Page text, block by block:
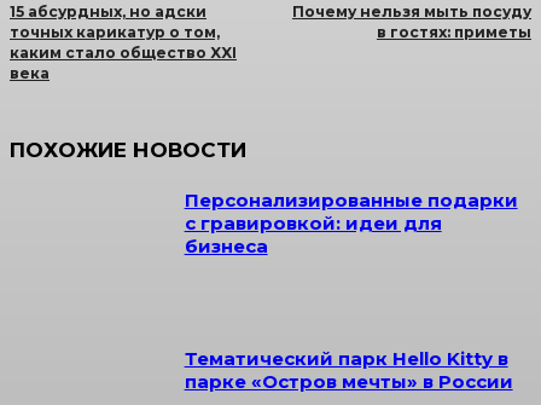
15 абсурдных, но адски
точных карикатур о том,
каким стало общество XXI
века
Почему нельзя мыть посуду
в гостях: приметы
ПОХОЖИЕ НОВОСТИ
Персонализированные подарки
с гравировкой: идеи для
бизнеса
Тематический парк Hello Kitty в
парке «Остров мечты» в России